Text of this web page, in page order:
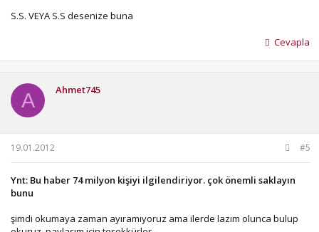
S.S. VEYA S.S desenize buna
Cevapla
A Ahmet745
19.01.2012 #5
Ynt: Bu haber 74 milyon kişiyi ilgilendiriyor. çok önemli saklayın
bunu
şimdi okumaya zaman ayıramıyoruz ama ilerde lazım olunca bulup